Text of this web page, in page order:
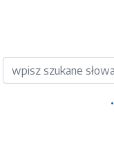
Wyszukiwarka